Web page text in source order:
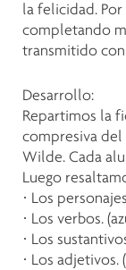
la felicidad.
completando
transmitido
Desarrollo:
Repartimos la
compresiva del
Wilde. Cada
Luego
· Los
· Los verbos.
· Los
· Los adjetivos.